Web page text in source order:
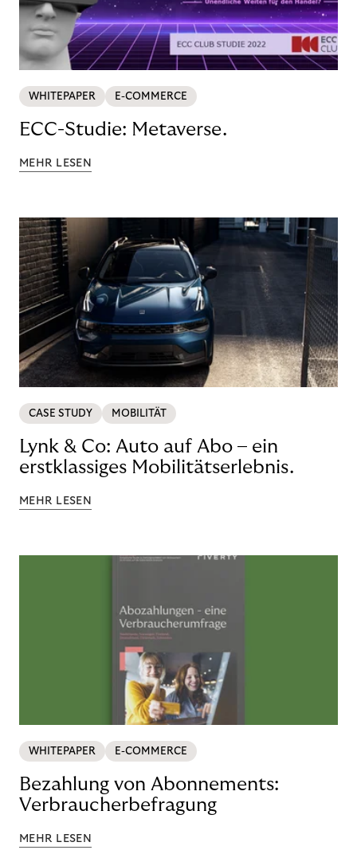
WHITEPAPER E-COMMERCE
ECC-Studie: Metaverse.
MEHR LESEN
CASE STUDY MOBILITÄT
Lynk & Co: Auto auf Abo – ein
erstklassiges Mobilitätserlebnis.
MEHR LESEN
WHITEPAPER E-COMMERCE
Bezahlung von Abonnements:
Verbraucherbefragung
MEHR LESEN